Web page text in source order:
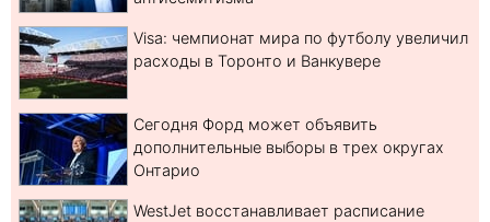
Visa: чемпионат мира по футболу увеличил
расходы в Торонто и Ванкувере
Сегодня Форд может объявить
дополнительные выборы в трех округах
Онтарио
WestJet восстанавливает расписание